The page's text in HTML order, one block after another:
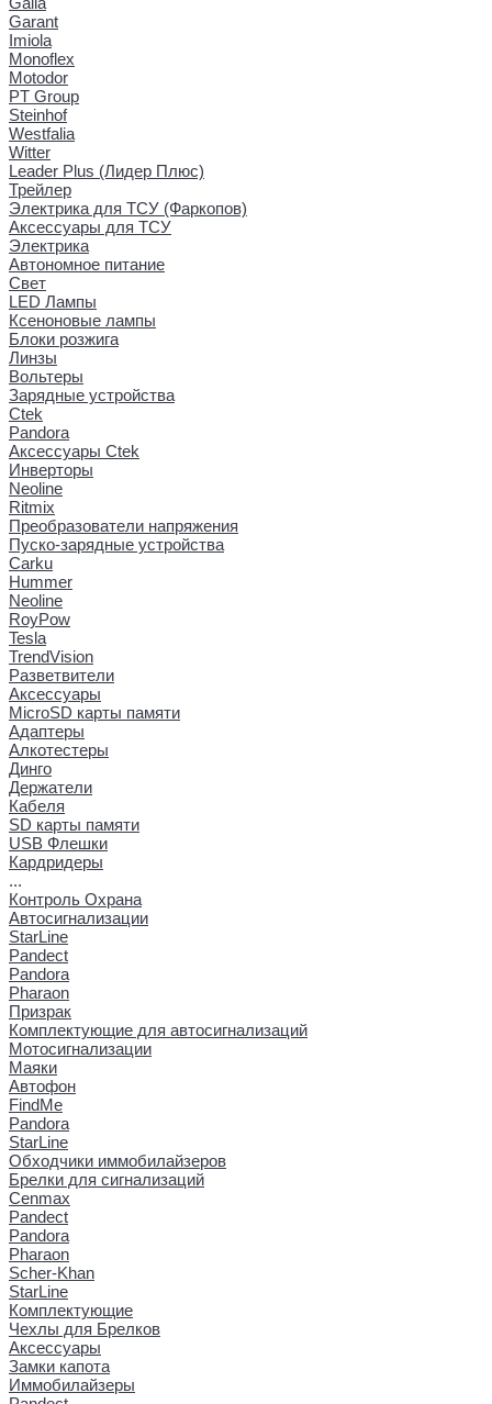
Garant
Imiola
Monoflex
Motodor
PT Group
Steinhof
Westfalia
Witter
Leader Plus (Лидер Плюс)
Трейлер
Электрика для ТСУ (Фаркопов)
Аксессуары для ТСУ
Электрика
Автономное питание
Свет
LED Лампы
Ксеноновые лампы
Блоки розжига
Линзы
Вольтеры
Зарядные устройства
Ctek
Pandora
Аксессуары Ctek
Инверторы
Neoline
Ritmix
Преобразователи напряжения
Пуско-зарядные устройства
Carku
Hummer
Neoline
RoyPow
Tesla
TrendVision
Разветвители
Аксессуары
MicroSD карты памяти
Адаптеры
Алкотестеры
Динго
Держатели
Кабеля
SD карты памяти
USB Флешки
Кардридеры
...
Контроль Охрана
Автосигнализации
StarLine
Pandect
Pandora
Pharaon
Призрак
Комплектующие для автосигнализаций
Мотосигнализации
Маяки
Автофон
FindMe
Pandora
StarLine
Обходчики иммобилайзеров
Брелки для сигнализаций
Cenmax
Pandect
Pandora
Pharaon
Scher-Khan
StarLine
Комплектующие
Чехлы для Брелков
Аксессуары
Замки капота
Иммобилайзеры